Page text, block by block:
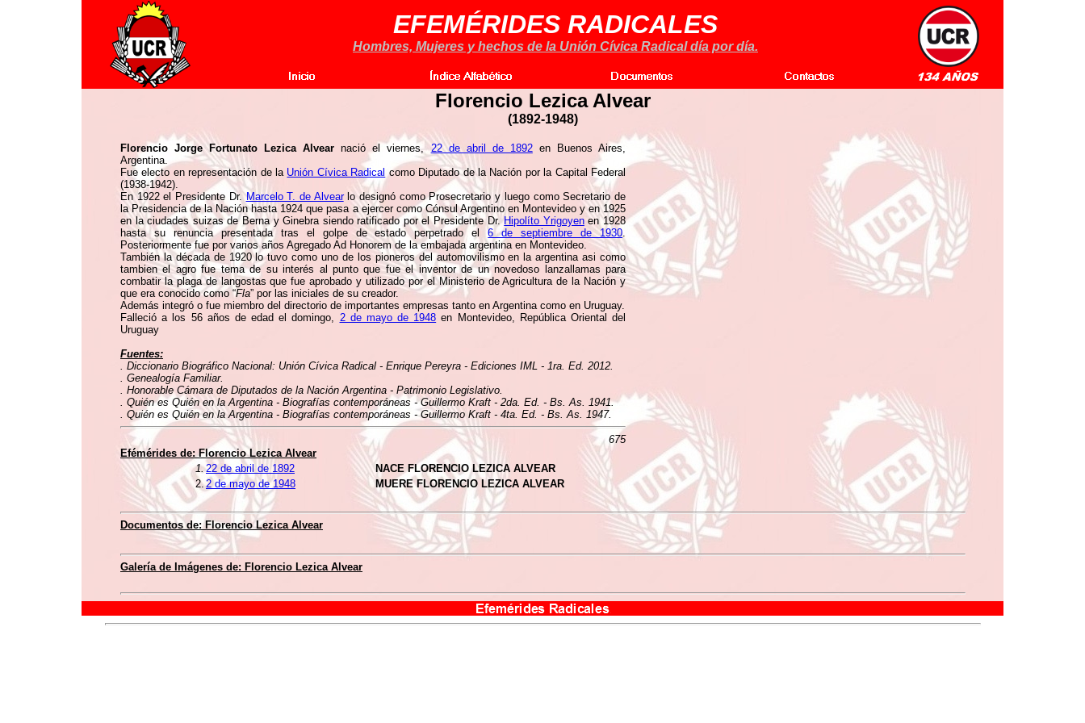
EFEMÉRIDES RADICALES
Hombres, Mujeres y hechos de la Unión Cívica Radical día por día.
Florencio Lezica Alvear
(1892-1948)
Florencio Jorge Fortunato Lezica Alvear nació el viernes,22 de abril de 1892en Buenos Aires,
Argentina.
Fue electo en representación de la Unión Cívica Radical como Diputado de la Nación por la Capital Federal
(1938-1942).
En 1922 el Presidente Dr.Marcelo T. de Alvearlo designó como Prosecretario y luego como Secretario de
la Presidencia de la Nación hasta 1924 que pasa a ejercer como Cónsul Argentino en Montevideo y en 1925
en la ciudades suizas de Berna y Ginebra siendo ratificado por el Presidente Dr.Hipolíto Yrigoyenen 1928
hasta su renuncia presentada tras el golpe de estado perpetrado el6 de septiembre de 1930.
Posteriormente fue por varios años Agregado Ad Honorem de la embajada argentina en Montevideo.
También la década de 1920 lo tuvo como uno de los pioneros del automovilismo en la argentina asi como
tambien el agro fue tema de su interés al punto que fue el inventor de un novedoso lanzallamas para
combatir la plaga de langostas que fue aprobado y utilizado por el Ministerio de Agricultura de la Nación y
que era conocido como “Fla” por las iniciales de su creador.
Además integró o fue miembro del directorio de importantes empresas tanto en Argentina como en Uruguay.
Falleció a los 56 años de edad el domingo, 2 de mayo de 1948 en Montevideo, República Oriental del
Uruguay
Fuentes:
. Diccionario Biográfico Nacional: Unión Cívica Radical - Enrique Pereyra - Ediciones IML - 1ra. Ed. 2012.
. Genealogía Familiar.
. Honorable Cámara de Diputados de la Nación Argentina - Patrimonio Legislativo.
. Quién es Quién en la Argentina - Biografías contemporáneas - Guillermo Kraft - 2da. Ed. - Bs. As. 1941.
. Quién es Quién en la Argentina - Biografías contemporáneas - Guillermo Kraft - 4ta. Ed. - Bs. As. 1947.
675
Efémérides de: Florencio Lezica Alvear
1.22 de abril de 1892
NACE FLORENCIO LEZICA ALVEAR
2.2 de mayo de 1948 MUERE FLORENCIO LEZICA ALVEAR
Documentos de: Florencio Lezica Alvear
Galería de Imágenes de: Florencio Lezica Alvear